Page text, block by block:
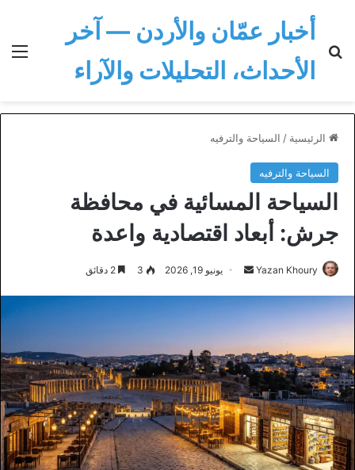
أخبار عمّان والأردن — آخر
الأحداث، التحليلات والآراء
الرئيسية / السياحة والترفيه
السياحة والترفيه
السياحة المسائية في محافظة
جرش: أبعاد اقتصادية واعدة
Yazan Khoury
أرسل
إلكترونيا
يونيو 19, 2026 3